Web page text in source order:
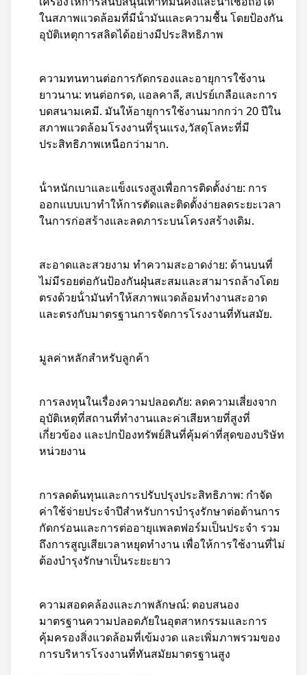
ในสภาพแวดล้อมที่มีน้ํามันและความชื้น โดยป้องกัน
อุบัติเหตุการสลิดได้อย่างมีประสิทธิภาพ
ความทนทานต่อการกัดกรองและอายุการใช้งาน
ยาวนาน: ทนต่อกรด, แอลคาลี, สเปรย์เกลือและการ
บดสนามเคมี. มันให้อายุการใช้งานมากกว่า 20 ปีใน
สภาพแวดล้อมโรงงานที่รุนแรง,วัสดุโลหะที่มี
ประสิทธิภาพเหนือกว่ามาก.
น้ําหนักเบาและแข็งแรงสูงเพื่อการติดตั้งง่าย: การ
ออกแบบเบาทําให้การตัดและติดตั้งง่ายลดระยะเวลา
ในการก่อสร้างและลดภาระบนโครงสร้างเดิม.
สะอาดและสวยงาม ทําความสะอาดง่าย: ด้านบนที่
ไม่มีรอยต่อกันป้องกันฝุ่นสะสมและสามารถล้างโดย
ตรงด้วยน้ํามันทําให้สภาพแวดล้อมทํางานสะอาด
และตรงกับมาตรฐานการจัดการโรงงานที่ทันสมัย.
มูลค่าหลักสําหรับลูกค้า
การลงทุนในเรื่องความปลอดภัย: ลดความเสี่ยงจาก
อุบัติเหตุที่สถานที่ทํางานและค่าเสียหายที่สูงที่
เกี่ยวข้อง และปกป้องทรัพย์สินที่คุ้มค่าที่สุดของบริษัท
หน่วยงาน
การลดต้นทุนและการปรับปรุงประสิทธิภาพ: กําจัด
ค่าใช้จ่ายประจําปีสําหรับการบํารุงรักษาต่อต้านการ
กัดกร่อนและการต่ออายุแพลตฟอร์มเป็นประจํา รวม
ถึงการสูญเสียเวลาหยุดทํางาน เพื่อให้การใช้งานที่ไม่
ต้องบํารุงรักษาเป็นระยะยาว
ความสอดคล้องและภาพลักษณ์: ตอบสนอง
มาตรฐานความปลอดภัยในอุตสาหกรรมและการ
คุ้มครองสิ่งแวดล้อมที่เข้มงวด และเพิ่มภาพรวมของ
การบริหารโรงงานที่ทันสมัยมาตรฐานสูง